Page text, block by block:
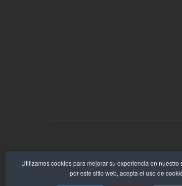
Utilizamos cookies para mejorar su experiencia en nuestro
por este sitio web, acepta el uso de
Copyright © 2026 Codigoseo.com. Todos